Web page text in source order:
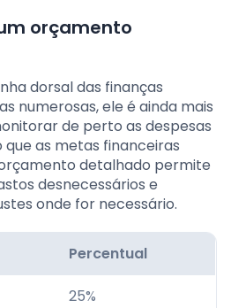
orçamento
dorsal das finanças
numerosas, ele é ainda mais
de perto as despesas
as metas financeiras
detalhado permite
desnecessários e
onde for necessário.
Percentual
25%